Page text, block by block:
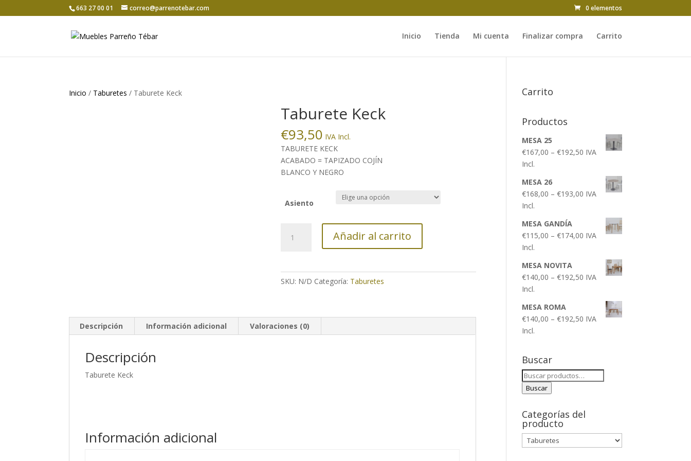
663 27 00 01 correo@parrenotebar.com 0 elementos
Inicio Tienda Mi cuenta Finalizar compra Carrito
Inicio / Taburetes / Taburete Keck
Taburete Keck
€93,50 IVA Incl.
TABURETE KECK
ACABADO = TAPIZADO COJÍN
BLANCO Y NEGRO
Asiento
Keck
Añadir al carrito
SKU: N/D Categoría: Taburetes
Descripción Información adicional Valoraciones (0)
Descripción
Taburete Keck
Información adicional
Carrito
Productos
MESA 25
€167,00 –€192,50 IVA
Incl.
MESA 26
€168,00 –€193,00 IVA
Incl.
MESA GANDÍA
€115,00 –€174,00 IVA
Incl.
MESA NOVITA
€140,00 –€192,50 IVA
Incl.
MESA ROMA
€140,00 –€192,50 IVA
Incl.
Buscar
Buscar
por:
Buscar
Categorías del
producto